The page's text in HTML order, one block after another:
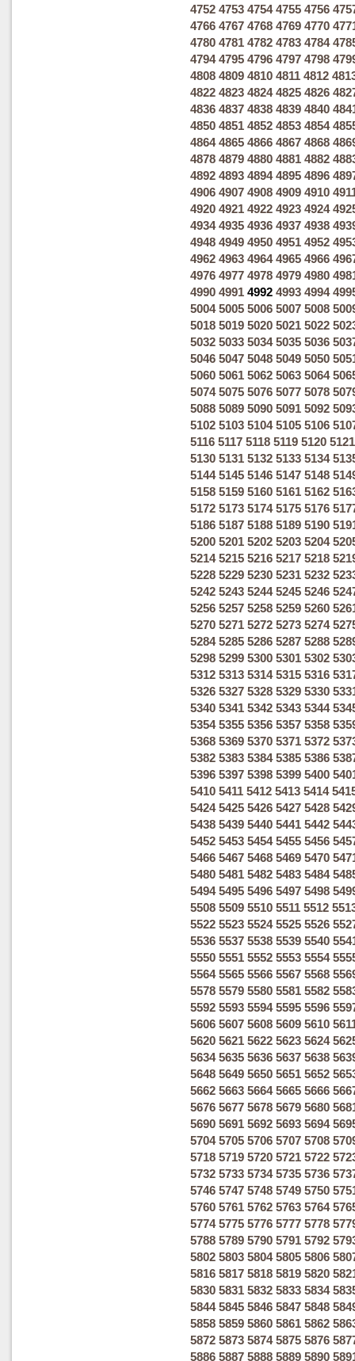
4752 4753 4754 4755 4756
4766 4767 4768 4769 4770
4780 4781 4782 4783 4784
4794 4795 4796 4797 4798
4808 4809 4810 4811 4812
4822 4823 4824 4825 4826
4836 4837 4838 4839 4840
4850 4851 4852 4853 4854
4864 4865 4866 4867 4868
4878 4879 4880 4881 4882
4892 4893 4894 4895 4896
4906 4907 4908 4909 4910
4920 4921 4922 4923 4924
4934 4935 4936 4937 4938
4948 4949 4950 4951 4952
4962 4963 4964 4965 4966
4976 4977 4978 4979 4980
4990 4991 4992 4993 4994
5004 5005 5006 5007 5008
5018 5019 5020 5021 5022
5032 5033 5034 5035 5036
5046 5047 5048 5049 5050
5060 5061 5062 5063 5064
5074 5075 5076 5077 5078
5088 5089 5090 5091 5092
5102 5103 5104 5105 5106
5116 5117 5118 5119 5120 5121
5130 5131 5132 5133 5134
5144 5145 5146 5147 5148
5158 5159 5160 5161 5162
5172 5173 5174 5175 5176
5186 5187 5188 5189 5190
5200 5201 5202 5203 5204
5214 5215 5216 5217 5218
5228 5229 5230 5231 5232
5242 5243 5244 5245 5246
5256 5257 5258 5259 5260
5270 5271 5272 5273 5274
5284 5285 5286 5287 5288
5298 5299 5300 5301 5302
5312 5313 5314 5315 5316
5326 5327 5328 5329 5330
5340 5341 5342 5343 5344
5354 5355 5356 5357 5358
5368 5369 5370 5371 5372
5382 5383 5384 5385 5386
5396 5397 5398 5399 5400
5410 5411 5412 5413 5414
5424 5425 5426 5427 5428
5438 5439 5440 5441 5442
5452 5453 5454 5455 5456
5466 5467 5468 5469 5470
5480 5481 5482 5483 5484
5494 5495 5496 5497 5498
5508 5509 5510 5511 5512
5522 5523 5524 5525 5526
5536 5537 5538 5539 5540
5550 5551 5552 5553 5554
5564 5565 5566 5567 5568
5578 5579 5580 5581 5582
5592 5593 5594 5595 5596
5606 5607 5608 5609 5610
5620 5621 5622 5623 5624
5634 5635 5636 5637 5638
5648 5649 5650 5651 5652
5662 5663 5664 5665 5666
5676 5677 5678 5679 5680
5690 5691 5692 5693 5694
5704 5705 5706 5707 5708
5718 5719 5720 5721 5722
5732 5733 5734 5735 5736
5746 5747 5748 5749 5750
5760 5761 5762 5763 5764
5774 5775 5776 5777 5778
5788 5789 5790 5791 5792
5802 5803 5804 5805 5806
5816 5817 5818 5819 5820
5830 5831 5832 5833 5834
5844 5845 5846 5847 5848
5858 5859 5860 5861 5862
5872 5873 5874 5875 5876
5886 5887 5888 5889 5890